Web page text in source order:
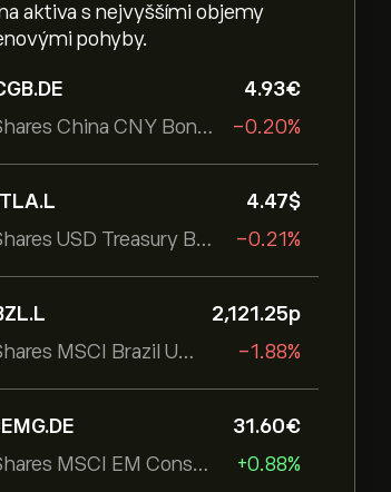
aktiva s nejvyššími objemy
pohyby.
iShares China CNY Bond UCITS ETF
4.93‎€‎
-0.20%
iShares USD Treasury Bond 20+yr UCITS ETF
4.47‎$‎
-0.21%
iShares MSCI Brazil UCITS ETF (Dist)
2,121.25‎p‎
-1.88%
iShares MSCI EM Consumer Growth UCITS ETF
31.60‎€‎
+0.88%